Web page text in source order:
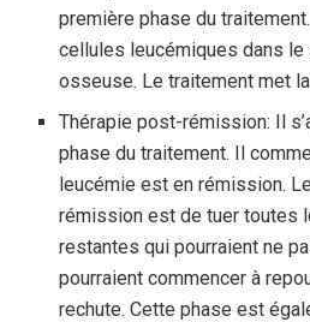
première phase du
cellules leucémiques dans le
osseuse. Le traitement met
Thérapie post-rémission: Il
phase du traitement. Il
leucémie est en rémission.
rémission est de tuer toutes
restantes qui pourraient ne
pourraient commencer à
rechute. Cette phase est